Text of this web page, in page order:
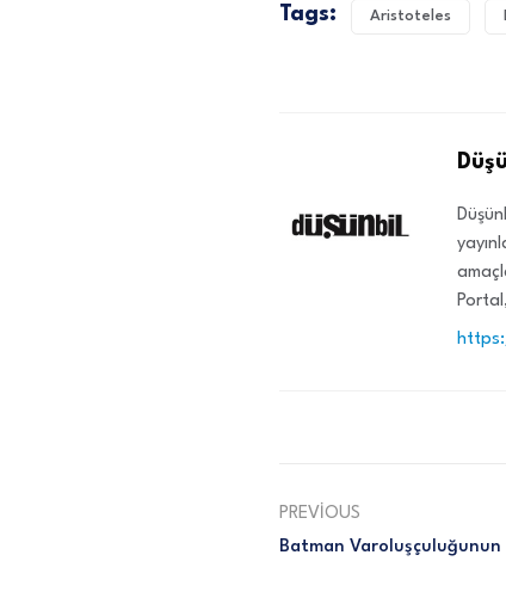
Tags: Aristoteles
PREVIOUS
Batman Varoluşçuluğunun